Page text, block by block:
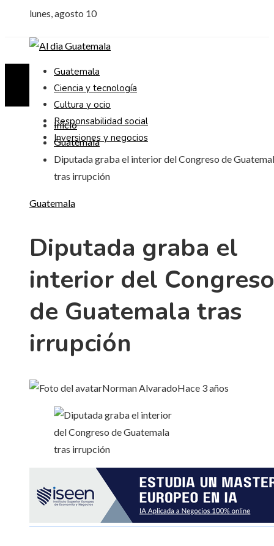
lunes, agosto 10
Guatemala
Ciencia y tecnología
Cultura y ocio
Responsabilidad social
Inversiones y negocios
Inicio
Guatemala
Diputada graba el interior del Congreso de
tras irrupción
Guatemala
Diputada graba el
interior del Congreso
de Guatemala tras
irrupción
Norman AlvaradoHace 3 años